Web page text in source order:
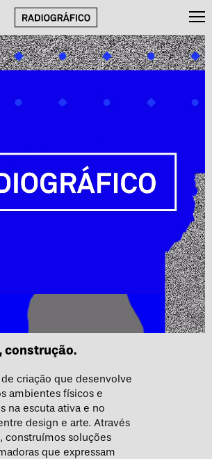
construção.
criação que desenvolve
ambientes físicos e
na escuta ativa e no
design e arte. Através
construímos soluções
que expressam